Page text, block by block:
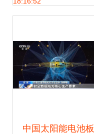
中国太阳能电池板